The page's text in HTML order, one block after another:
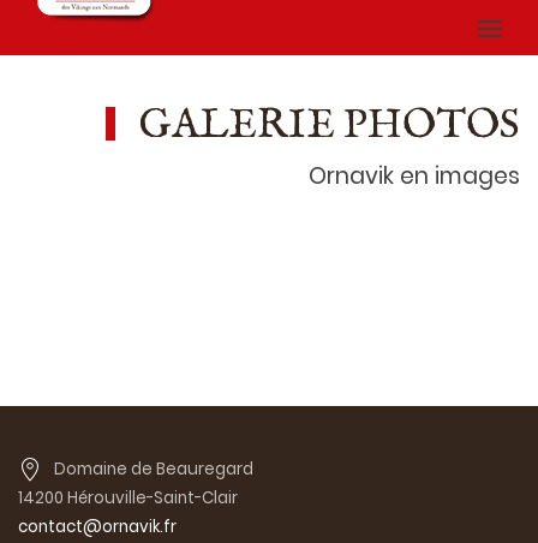
GALERIE PHOTOS
Ornavik en images
Domaine de Beauregard
14200 Hérouville-Saint-Clair
contact@ornavik.fr